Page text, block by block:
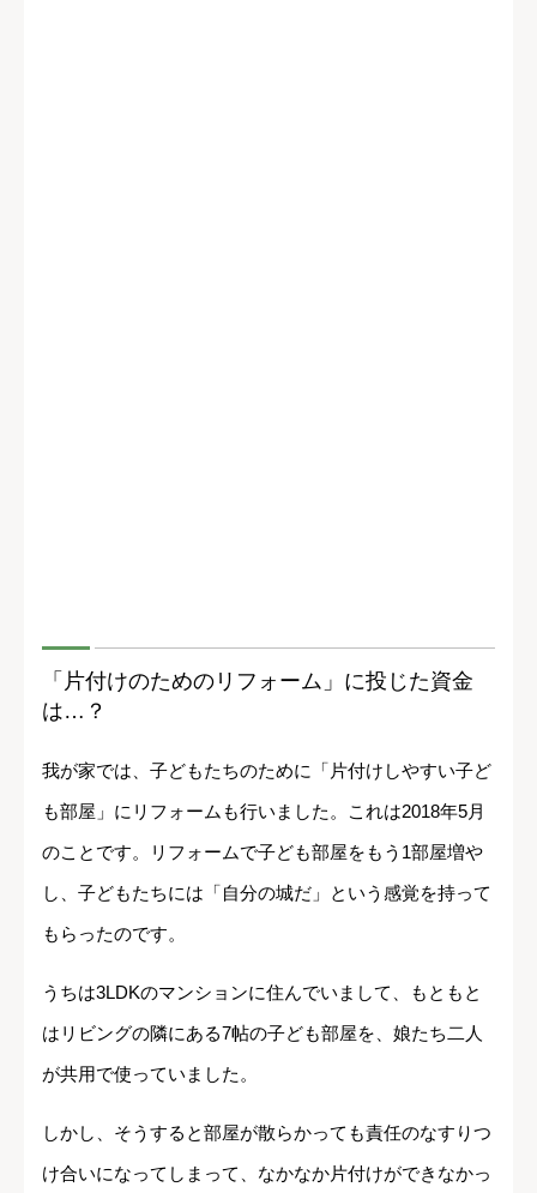
「片付けのためのリフォーム」に投じた資金
は…？
我が家では、子どもたちのために「片付けしやすい子ど
も部屋」にリフォームも行いました。これは2018年5月
のことです。リフォームで子ども部屋をもう1部屋増や
し、子どもたちには「自分の城だ」という感覚を持って
もらったのです。
うちは3LDKのマンションに住んでいまして、もともと
はリビングの隣にある7帖の子ども部屋を、娘たち二人
が共用で使っていました。
しかし、そうすると部屋が散らかっても責任のなすりつ
け合いになってしまって、なかなか片付けができなかっ